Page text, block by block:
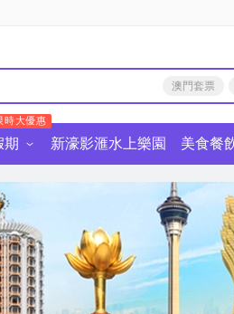
澳門套票
時大優惠
期
麗星郵輪 皇家加勒比國際遊輪
新濠影滙水上樂園 美食餐
圳
景點門票